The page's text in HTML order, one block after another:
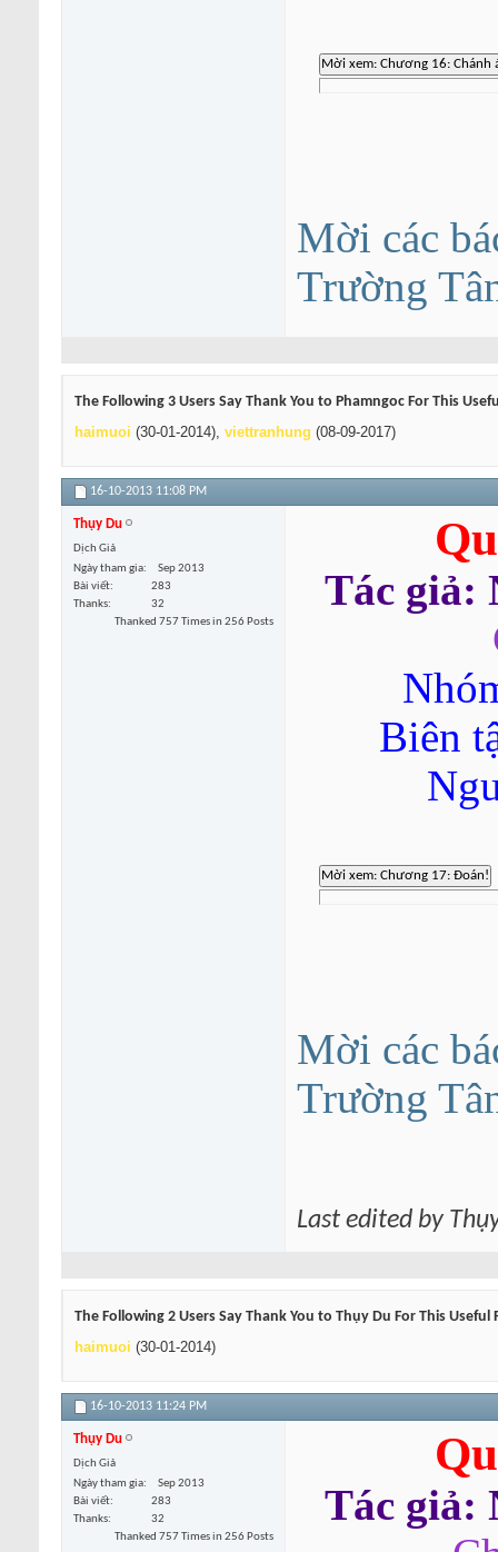
Mời các
Trường
The Following 3 Users Say Thank You to Phamngoc For This
haimuoi (30-01-2014), viettranhung (08-09-2017)
16-10-2013 11:08 PM
Thụy Du
Dịch Giả
Ngày tham gia
Sep 2013
Bài viết
283
Thanks
32
Thanked 757 Times in 256 Posts
Tác giả:
Biên
Mời các
Trường
Last edited by
The Following 2 Users Say Thank You to Thụy Du For This Useful
haimuoi (30-01-2014)
16-10-2013 11:24 PM
Thụy Du
Dịch Giả
Ngày tham gia
Sep 2013
Bài viết
283
Thanks
32
Thanked 757 Times in 256 Posts
Tác giả: